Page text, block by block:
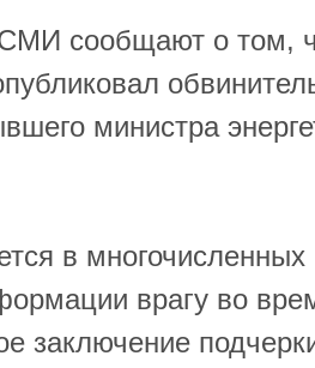
сообщают о том,
министра
в
врагу во
заключение